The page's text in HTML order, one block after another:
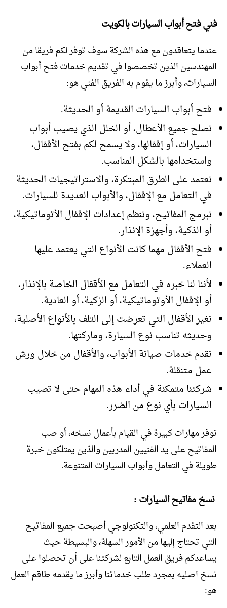
فني فتح أبواب السيارات بالكويت
عندما يتعاقدون مع هذه الشركة سوف توفر لكم فريقا من
المهندسين الذين تخصصوا في تقديم خدمات فتح أبواب
السيارات، وأبرز ما يقوم به الفريق الفني هو:
فتح أبواب السيارات القديمة أو الحديثة.
نصلح جميع الأعطال، أو الخلل الذي يصيب أبواب
السيارات، أو إقفالها، ولا يسمح لكم بفتح الأقفال،
واستخدامها بالشكل المناسب.
نعتمد على الطرق المبتكرة، والاستراتيجيات الحديثة
في التعامل مع الإقفال، والأبواب العديدة للسيارات.
نبرمج المفاتيح، وننظم إعدادات الإقفال الأتوماتيكية،
أو الذكية، وأجهزة الإنذار.
فتح الأقفال مهما كانت الأنواع التي يعتمد عليها
العملاء.
لأننا لنا خبره في التعامل مع الأقفال الخاصة بالإنذار،
أو الإقفال الأوتوماتيكية، أو الزكية، أو العادية.
نغير الأقفال التي تعرضت إلى التلف بالأنواع الأصلية،
وحديثه تناسب نوع السيارة، وماركتها.
نقدم خدمات صيانة الأبواب، والأقفال من خلال ورش
عمل متنقلة.
شركتنا متمكنة في أداء هذه المهام حتى لا تصيب
السيارات بأي نوع من الضرر.
نوفر مهارات كبيرة في القيام بأعمال نسخه، أو صب
المفاتيح على يد الفنيين المدربين والذين يمتلكون خبرة
طويلة في التعامل وأبواب السيارات المتنوعة.
نسخ مفاتيح السيارات :
بعد التقدم العلمي، والتكنولوجي أصبحت جميع المفاتيح
التي تحتاج إليها من الأمور السهلة، والبسيطة حيث
يساعدكم فريق العمل التابع لشركتنا على أن تحصلوا على
نسخ اصليه بمجرد طلب خدماتنا وأبرز ما يقدمه طاقم العمل
هو: